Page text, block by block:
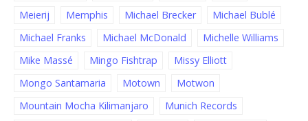
Meierij
Memphis Michael Brecker
Michael Bublé
Michael Franks
Michael McDonald
Michelle Williams
Mike Massé
Mingo Fishtrap
Missy Elliott
Mongo Santamaria
Motown
Motwon
Mountain Mocha Kilimanjaro
Munich Records